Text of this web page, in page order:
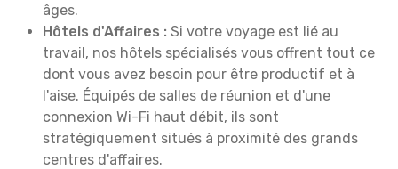
âges.
Hôtels d'Affaires : Si votre voyage est lié au
travail, nos hôtels spécialisés vous offrent tout ce
dont vous avez besoin pour être productif et à
l'aise. Équipés de salles de réunion et d'une
connexion Wi-Fi haut débit, ils sont
stratégiquement situés à proximité des grands
centres d'affaires.